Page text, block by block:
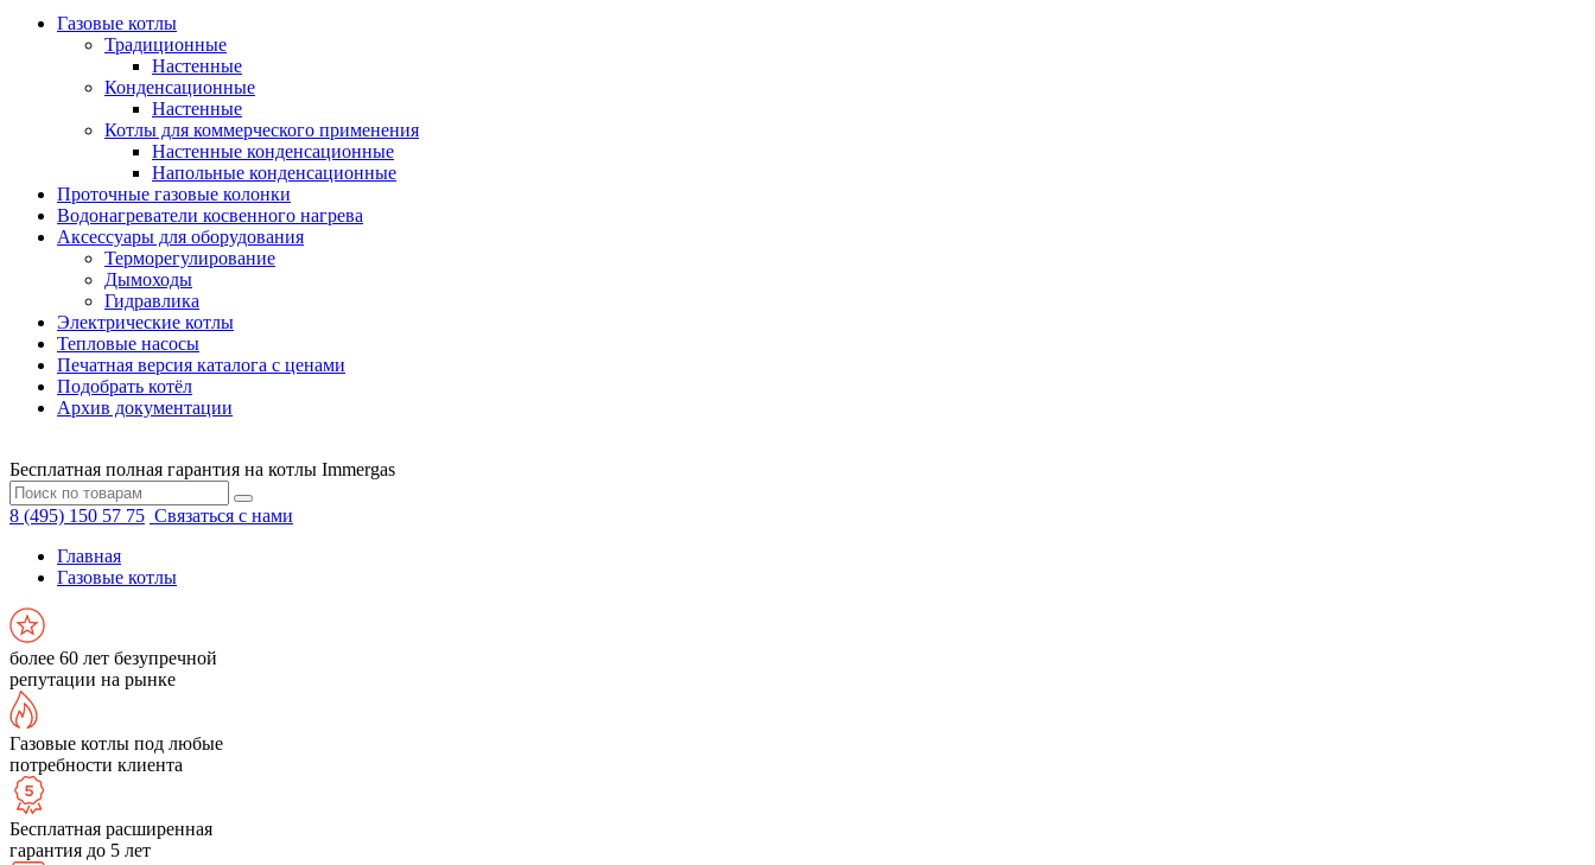
Газовые котлы
Традиционные
Настенные
Конденсационные
Настенные
Котлы для коммерческого применения
Настенные конденсационные
Напольные конденсационные
Проточные газовые колонки
Водонагреватели косвенного нагрева
Аксессуары для оборудования
Терморегулирование
Дымоходы
Гидравлика
Электрические котлы
Тепловые насосы
Печатная версия каталога с ценами
Подобрать котёл
Архив документации
Бесплатная полная гарантия на котлы Immergas
8 (495) 150 57 75 Связаться с нами
Главная
Газовые котлы
более 60 лет безупречной
репутации на рынке
Газовые котлы под любые
потребности клиента
Бесплатная расширенная
гарантия до 5 лет